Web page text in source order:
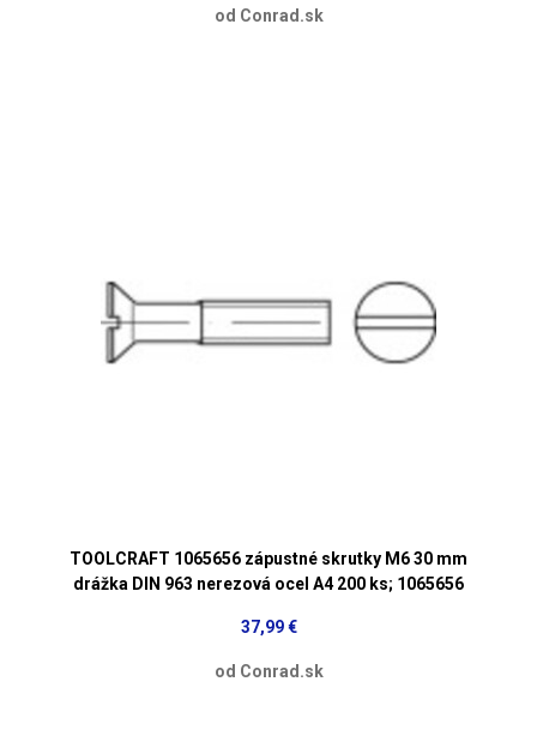
od Conrad.sk
TOOLCRAFT 1065656 zápustné skrutky M6 30 mm
drážka DIN 963 nerezová ocel A4 200 ks; 1065656
37,99 €
od Conrad.sk